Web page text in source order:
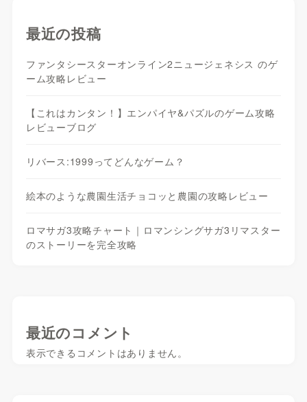
最近の投稿
ファンタシースターオンライン2ニュージェネシス のゲ
ーム攻略レビュー
【これはカンタン！】エンパイヤ&パズルのゲーム攻略
レビューブログ
リバース:1999ってどんなゲーム？
絵本のような農園生活チョコッと農園の攻略レビュー
ロマサガ3攻略チャート｜ロマンシングサガ3リマスター
のストーリーを完全攻略
最近のコメント
表示できるコメントはありません。